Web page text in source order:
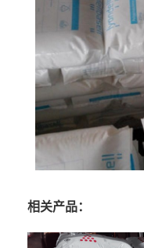
相关产品：